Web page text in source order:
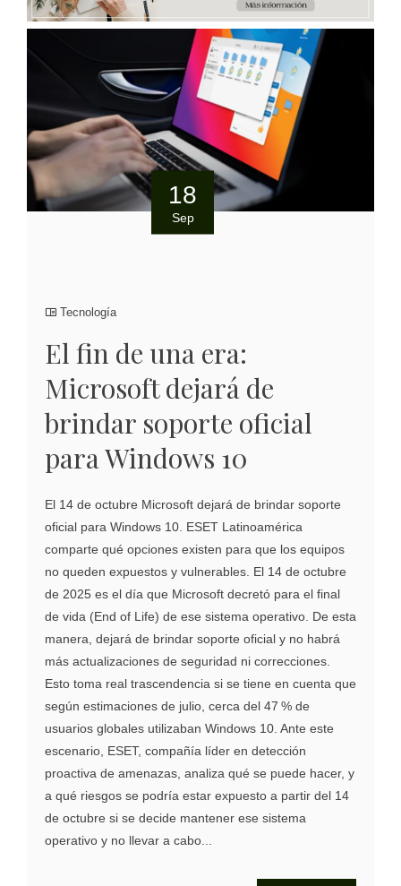
18
Sep
Tecnología
El fin de una era:
Microsoft dejará de
brindar soporte oficial
para Windows 10
El 14 de octubre Microsoft dejará de brindar soporte
oficial para Windows 10. ESET Latinoamérica
comparte qué opciones existen para que los equipos
no queden expuestos y vulnerables. El 14 de octubre
de 2025 es el día que Microsoft decretó para el final
de vida (End of Life) de ese sistema operativo. De esta
manera, dejará de brindar soporte oficial y no habrá
más actualizaciones de seguridad ni correcciones.
Esto toma real trascendencia si se tiene en cuenta que
según estimaciones de julio, cerca del 47 % de
usuarios globales utilizaban Windows 10. Ante este
escenario, ESET, compañía líder en detección
proactiva de amenazas, analiza qué se puede hacer, y
a qué riesgos se podría estar expuesto a partir del 14
de octubre si se decide mantener ese sistema
operativo y no llevar a cabo...